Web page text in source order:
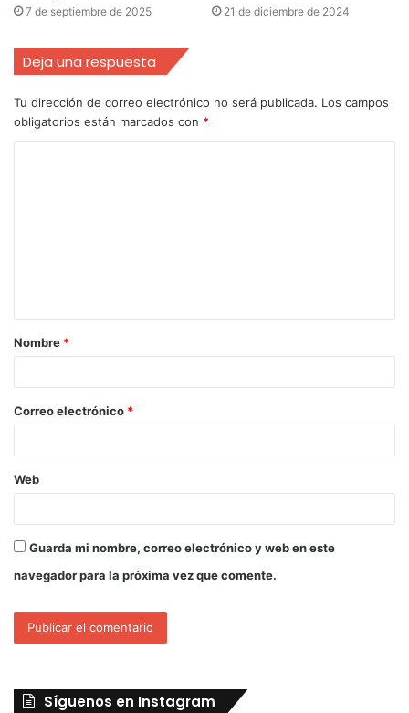
7 de septiembre de 2025 21 de diciembre de 2024
Deja una respuesta
Tu dirección de correo electrónico no será publicada. Los campos
obligatorios están marcados con *
Nombre *
Correo electrónico *
Web
Guarda mi nombre, correo electrónico y web en este
navegador para la próxima vez que comente.
Síguenos en Instagram